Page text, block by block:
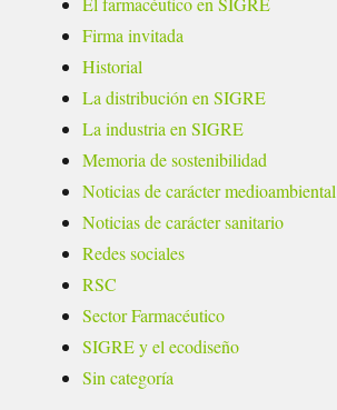
Firma invitada
Historial
La distribución en SIGRE
La industria en SIGRE
Memoria de sostenibilidad
Noticias de carácter medioambiental
Noticias de carácter sanitario
Redes sociales
RSC
Sector Farmacéutico
SIGRE y el ecodiseño
Sin categoría